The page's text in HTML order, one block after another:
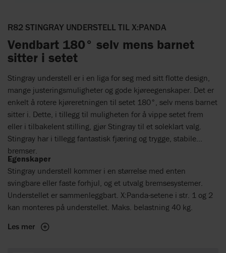
R82 STINGRAY UNDERSTELL TIL X:PANDA
Vendbart 180° selv mens barnet
sitter i setet
Stingray understell er i en liga for seg med sitt flotte design,
mange justeringsmuligheter og gode kjøreegenskaper. Det er
enkelt å rotere kjøreretningen til setet 180°, selv mens barnet
sitter i. Dette, i tillegg til muligheten for å vippe setet frem
eller i tilbakelent stilling, gjør Stingray til et soleklart valg.
Stingray har i tillegg fantastisk fjæring og trygge, stabile
bremser.
Egenskaper
Stingray understell kommer i en størrelse med enten
svingbare eller faste forhjul, og et utvalg bremsesystemer.
Understellet er sammenleggbart. X:Panda-setene i str. 1 og 2
kan monteres på understellet. Maks. belastning 40 kg.
Les mer